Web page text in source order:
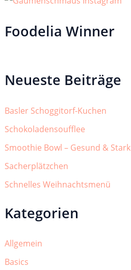
Foodelia Winner
Neueste Beiträge
Basler Schoggitorf-Kuchen
Schokoladensoufflee
Smoothie Bowl – Gesund & Stark
Sacherplätzchen
Schnelles Weihnachtsmenü
Kategorien
Allgemein
Basics